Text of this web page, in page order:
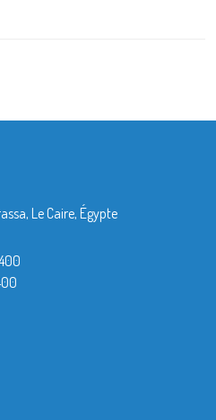
Le Caire, Égypte